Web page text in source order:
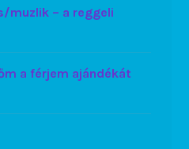
– a reggeli
a férjem ajándékát